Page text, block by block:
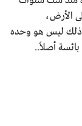
الأرض،
ذلك ليس هو وحده
أصلاً..